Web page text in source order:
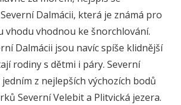
Dalmácii, která je známá pro
vhodu vhodnou ke šnorchlování.
Dalmácii jsou navíc spíše klidnější
rodiny s dětmi i páry. Severní
z nejlepších výchozích bodů
Severní Velebit a Plitvická jezera.